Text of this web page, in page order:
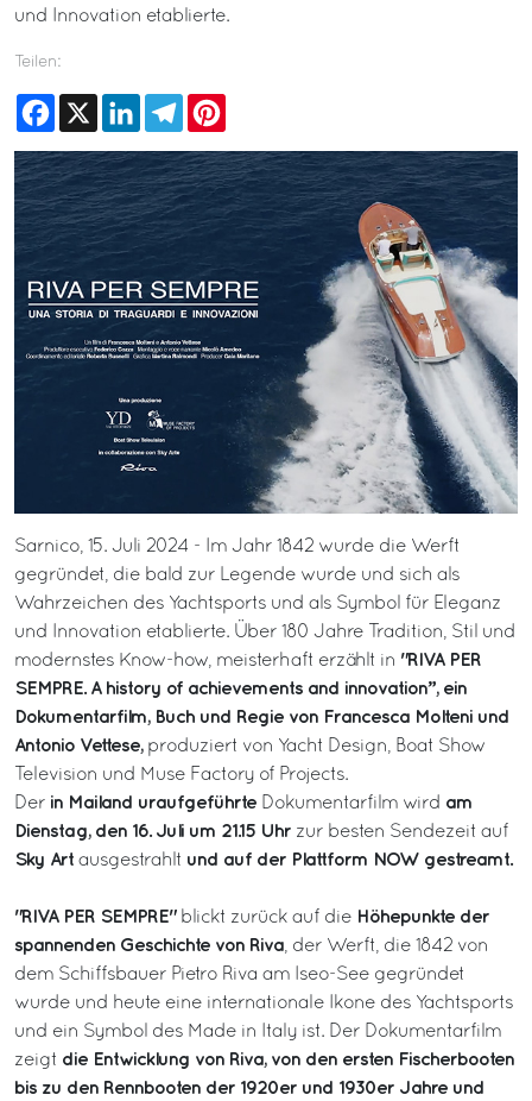
und Innovation etablierte.
Teilen:
Facebook
X LinkedInTelegram
Sarnico, 15. Juli 2024 - Im Jahr 1842 wurde die Werft
gegründet, die bald zur Legende wurde und sich als
Wahrzeichen des Yachtsports und als Symbol für Eleganz
und Innovation etablierte. Über 180 Jahre Tradition, Stil und
modernstes Know-how, meisterhaft erzählt in "RIVA PER
SEMPRE. A history of achievements and innovation”, ein
Dokumentarfilm, Buch und Regie von Francesca Molteni und
Antonio Vettese, produziert von Yacht Design, Boat Show
Television und Muse Factory of Projects.
Der in Mailand uraufgeführte Dokumentarfilm wird am
Dienstag, den 16. Juli um 21.15 Uhr zur besten Sendezeit auf
Sky Art ausgestrahlt und auf der Plattform NOW gestreamt.
"RIVA PER SEMPRE"blickt zurück auf die Höhepunkte der
spannenden Geschichte von Riva , der Werft, die 1842 von
dem Schiffsbauer Pietro Riva am Iseo-See gegründet
wurde und heute eine internationale Ikone des Yachtsports
und ein Symbol des Made in Italy ist. Der Dokumentarfilm
zeigt die Entwicklung von Riva, von den ersten Fischerbooten
bis zu den Rennbooten der 1920er und 1930er Jahre und